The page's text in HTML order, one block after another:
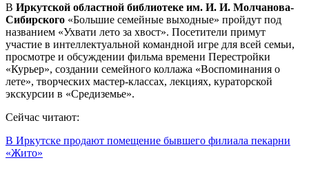
В Иркутской областной библиотеке им. И. И. Молчанова-
Сибирского «Большие семейные выходные» пройдут под
названием «Ухвати лето за хвост». Посетители примут
участие в интеллектуальной командной игре для всей семьи,
просмотре и обсуждении фильма времени Перестройки
«Курьер», создании семейного коллажа «Воспоминания о
лете», творческих мастер-классах, лекциях, кураторской
экскурсии в «Средиземье».
Сейчас читают:
В Иркутске продают помещение бывшего филиала пекарни
«Жито»